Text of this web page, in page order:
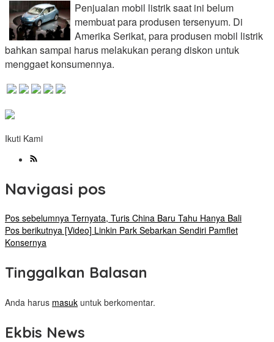
Penjualan mobil listrik saat ini belum
membuat para produsen tersenyum. Di
Amerika Serikat, para produsen mobil listrik
bahkan sampai harus melakukan perang diskon untuk
menggaet konsumennya.
Ikuti Kami
Navigasi pos
Pos sebelumnya Ternyata, Turis China Baru Tahu Hanya Bali
Pos berikutnya [Video] Linkin Park Sebarkan Sendiri Pamflet
Konsernya
Tinggalkan Balasan
Anda harus masuk untuk berkomentar.
Ekbis News